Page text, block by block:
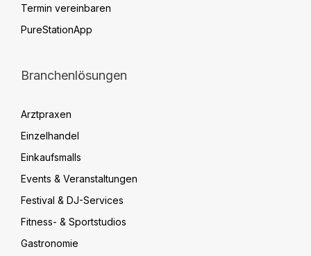
Termin vereinbaren
PureStationApp
Branchenlösungen
Arztpraxen
Einzelhandel
Einkaufsmalls
Events & Veranstaltungen
Festival & DJ-Services
Fitness- & Sportstudios
Gastronomie